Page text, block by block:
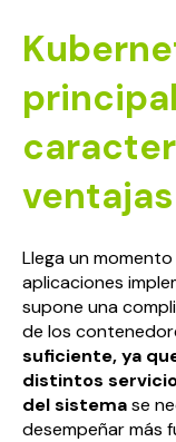
Llega un
aplicaciones
supone una
de los
suficiente, ya
distintos
del sistemase
desempeñar más